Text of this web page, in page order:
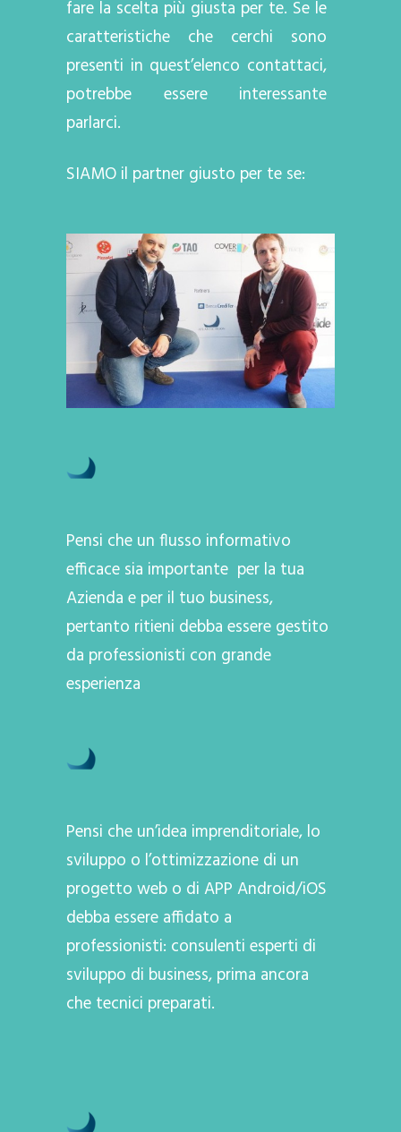
fare la scelta più giusta per te. Se le
caratteristiche che cerchi sono
presenti in quest’elenco contattaci,
potrebbe essere interessante
parlarci.
SIAMO il partner giusto per te se:
Pensi che un flusso informativo
efficace sia importante per la tua
Azienda e per il tuo business,
pertanto ritieni debba essere gestito
da professionisti con grande
esperienza
Pensi che un’idea imprenditoriale, lo
sviluppo o l’ottimizzazione di un
progetto web o di APP Android/iOS
debba essere affidato a
professionisti: consulenti esperti di
sviluppo di business, prima ancora
che tecnici preparati.